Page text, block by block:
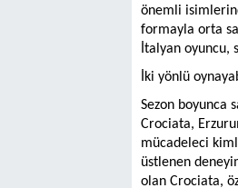
önemli
formayla orta
İtalyan oyuncu,
İki yönlü
Sezon boyunca
Crociata,
mücadeleci
üstlenen
olan Crociata,